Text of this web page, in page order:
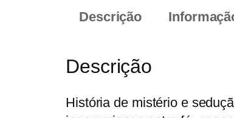
Descrição
Descrição
História de mistério e